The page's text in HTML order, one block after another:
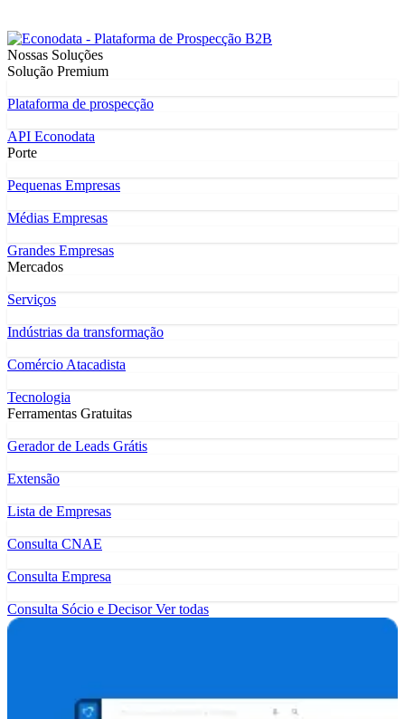
Nossas Soluções
Solução Premium
Plataforma de prospecção
API Econodata
Porte
Pequenas Empresas
Médias Empresas
Grandes Empresas
Mercados
Serviços
Indústrias da transformação
Comércio Atacadista
Tecnologia
Ferramentas Gratuitas
Gerador de Leads Grátis
Extensão
Lista de Empresas
Consulta CNAE
Consulta Empresa
Consulta Sócio e DecisorVer todas